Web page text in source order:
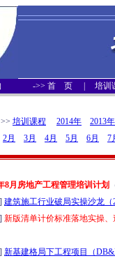
->> 首 页
培训
培训课程 2014年
2013年
2月 3月 4月 5月 6月 7
8月房地产工程管理培训计划
建筑施工行业破局实操沙龙
新版清单计价标准落地实操
新基建格局下工程项目（